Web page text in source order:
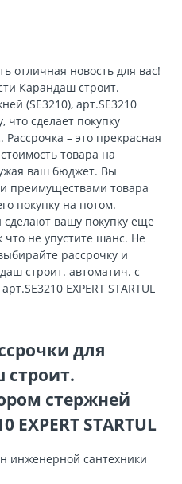
отличная новость для вас!
Карандаш строит.
(SE3210), арт.SE3210
что сделает покупку
– это прекрасная
товара на
ваш бюджет. Вы
преимуществами товара
покупку на потом.
вашу покупку еще
что не упустите шанс. Не
рассрочку и
строит. автоматич. с
EXPERT STARTUL
для
строит.
стержней
EXPERT STARTUL